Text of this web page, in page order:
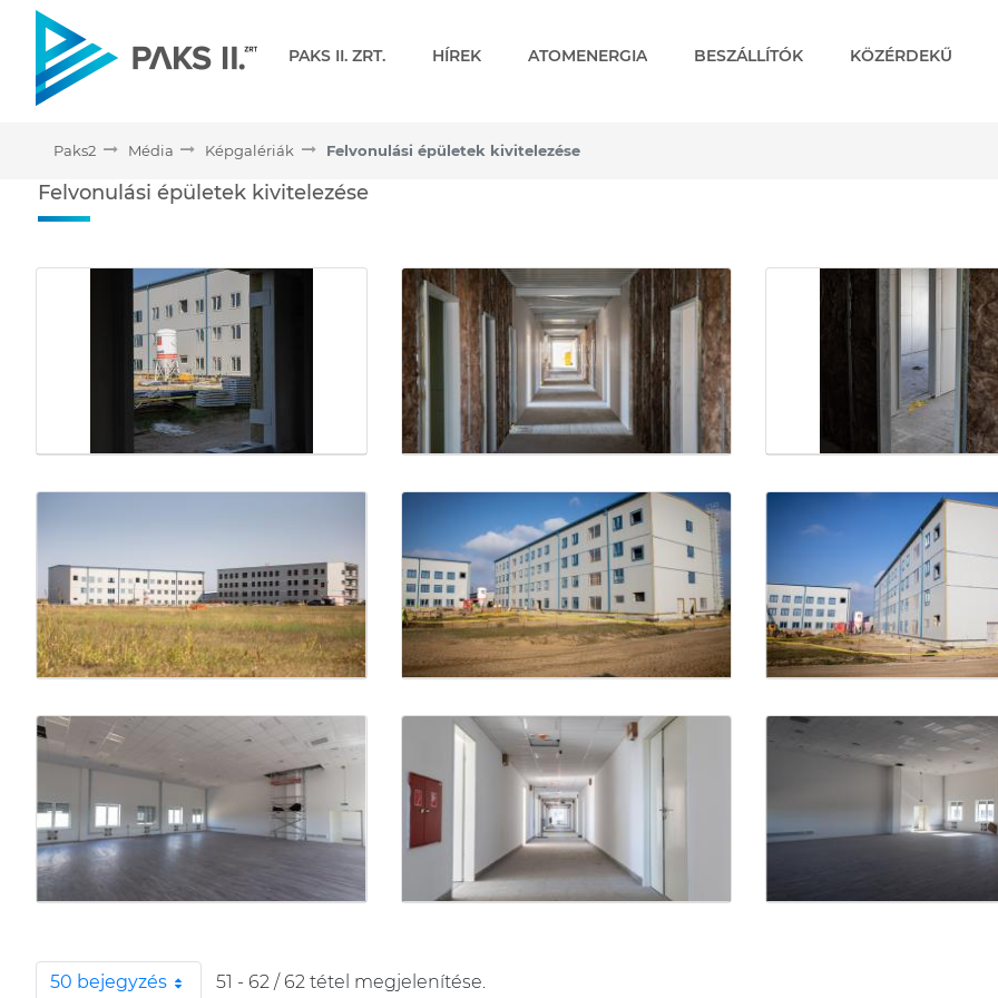
PAKS II. ZRT. HÍREK ATOMENERGIA BESZÁLLÍTÓK KÖZÉRDEKŰ
Paks2 Média Képgalériák Felvonulási épületek kivitelezése
Felvonulási épületek kivitelezése - Képgalériák
Felvonulási épületek kivitelezése
50 bejegyzésOldalanként51 - 62 / 62 tétel megjelenítése.